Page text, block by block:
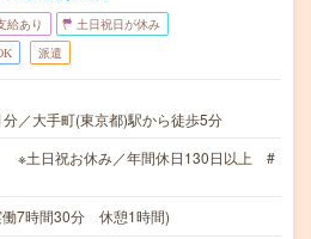
給あり 土日祝日が休み
派遣
／大手町(東京都)駅から徒歩5分
※土日祝お休み／年間休日130日以上 #
働7時間30分 休憩1時間)